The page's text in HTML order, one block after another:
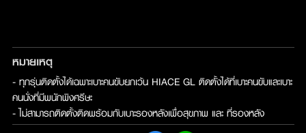
หมายเหตุ
- ทุกรุ่นติดตั้งได้เฉพาะเบาะคนขับยกเว้น HIACE GL ติดตั้งได้ที่เบาะคนขับและเบาะ
คนนั่งที่มีพนักพิงศรีษะ
- ไม่สามารถติดตั้งติดพร้อมกับเบาะรองหลังเพื่อสุขภาพ และ ที่รองหลัง